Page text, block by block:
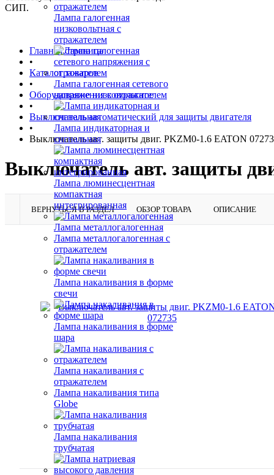
Лампа галогенная
низковольтная с
отражателем
Лампа галогенная сетевого
напряжения с отражателем
Лампа индикаторная и
сигнальная
Лампа люминесцентная
компактная
интегрированная
Лампа металлогалогенная
Лампа металлогалогенная с
отражателем
Лампа накаливания в форме
свечи
Лампа накаливания в форме
шара
Лампа накаливания с
отражателем
Лампа накаливания типа
Globe
Лампа накаливания
трубчатая
СИП.
Главная страница
•
Каталог товаров
•
Оборудование низковольтное
•
Выключатель автоматический для защиты двигателя
•
Выключатель авт. защиты двиг. PKZM0-1.6 EATON
Выключатель авт. защиты
ВЕРНУТЬСЯ В РАЗДЕЛ ОБЗОР ТОВАРА ОПИСАНИЕ